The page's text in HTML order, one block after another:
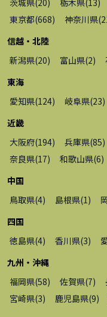
東京都(668) 神奈川県(
信越・北陸
新潟県(20) 富山県(2)
東海
愛知県(124) 岐阜県(23)
近畿
大阪府(194) 兵庫県(85)
奈良県(17) 和歌山県(6)
中国
鳥取県(4) 島根県(1 )
四国
徳島県(4) 香川県(3)
九州・沖縄
福岡県(58) 佐賀県(7)
宮崎県(3) 鹿児島県(9)